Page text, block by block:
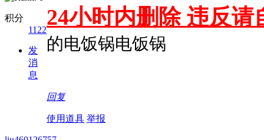
积分
1122
发
消
息
24小时内删除 违反
的电饭锅电饭锅
回复
使用道具 举报